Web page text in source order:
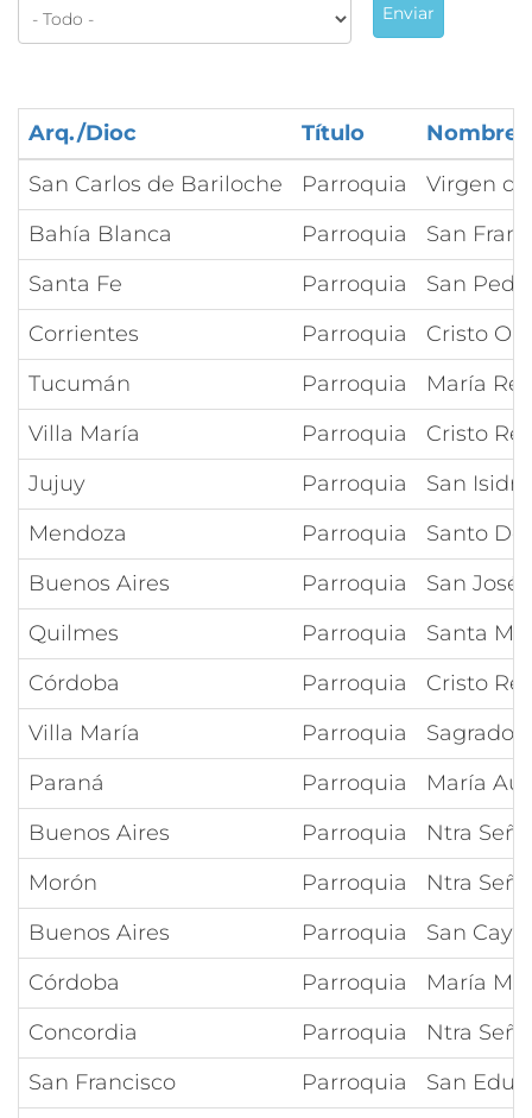
Enviar
Arq./Dioc Título
Nombre
San Carlos de Bariloche
Parroquia
Virgen
Bahía Blanca
Parroquia
San
Santa Fe
Parroquia
San
Corrientes
Parroquia
Cristo
Tucumán
Parroquia
María
Villa María
Parroquia
Cristo
Jujuy
Parroquia
San
Mendoza
Parroquia
Santo
Buenos Aires
Parroquia
San
Quilmes
Parroquia
Santa
Córdoba
Parroquia
Cristo
Villa María
Parroquia
Sagrado
Paraná
Parroquia
María
Buenos Aires
Parroquia
Ntra
Morón
Parroquia
Ntra
Buenos Aires
Parroquia
San
Córdoba
Parroquia
María
Concordia
Parroquia
Ntra
San Francisco
Parroquia
San